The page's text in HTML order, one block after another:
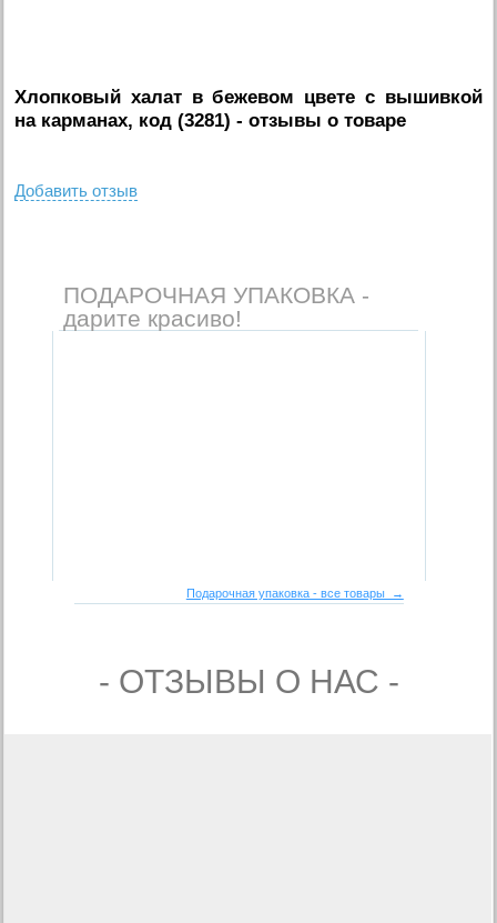
Хлопковый халат в бежевом цвете с вышивкой
на карманах, код (3281) - отзывы о товаре
Добавить отзыв
ПОДАРОЧНАЯ УПАКОВКА -
дарите красиво!
Подарочная упаковка - все товары →
- ОТЗЫВЫ О НАС -